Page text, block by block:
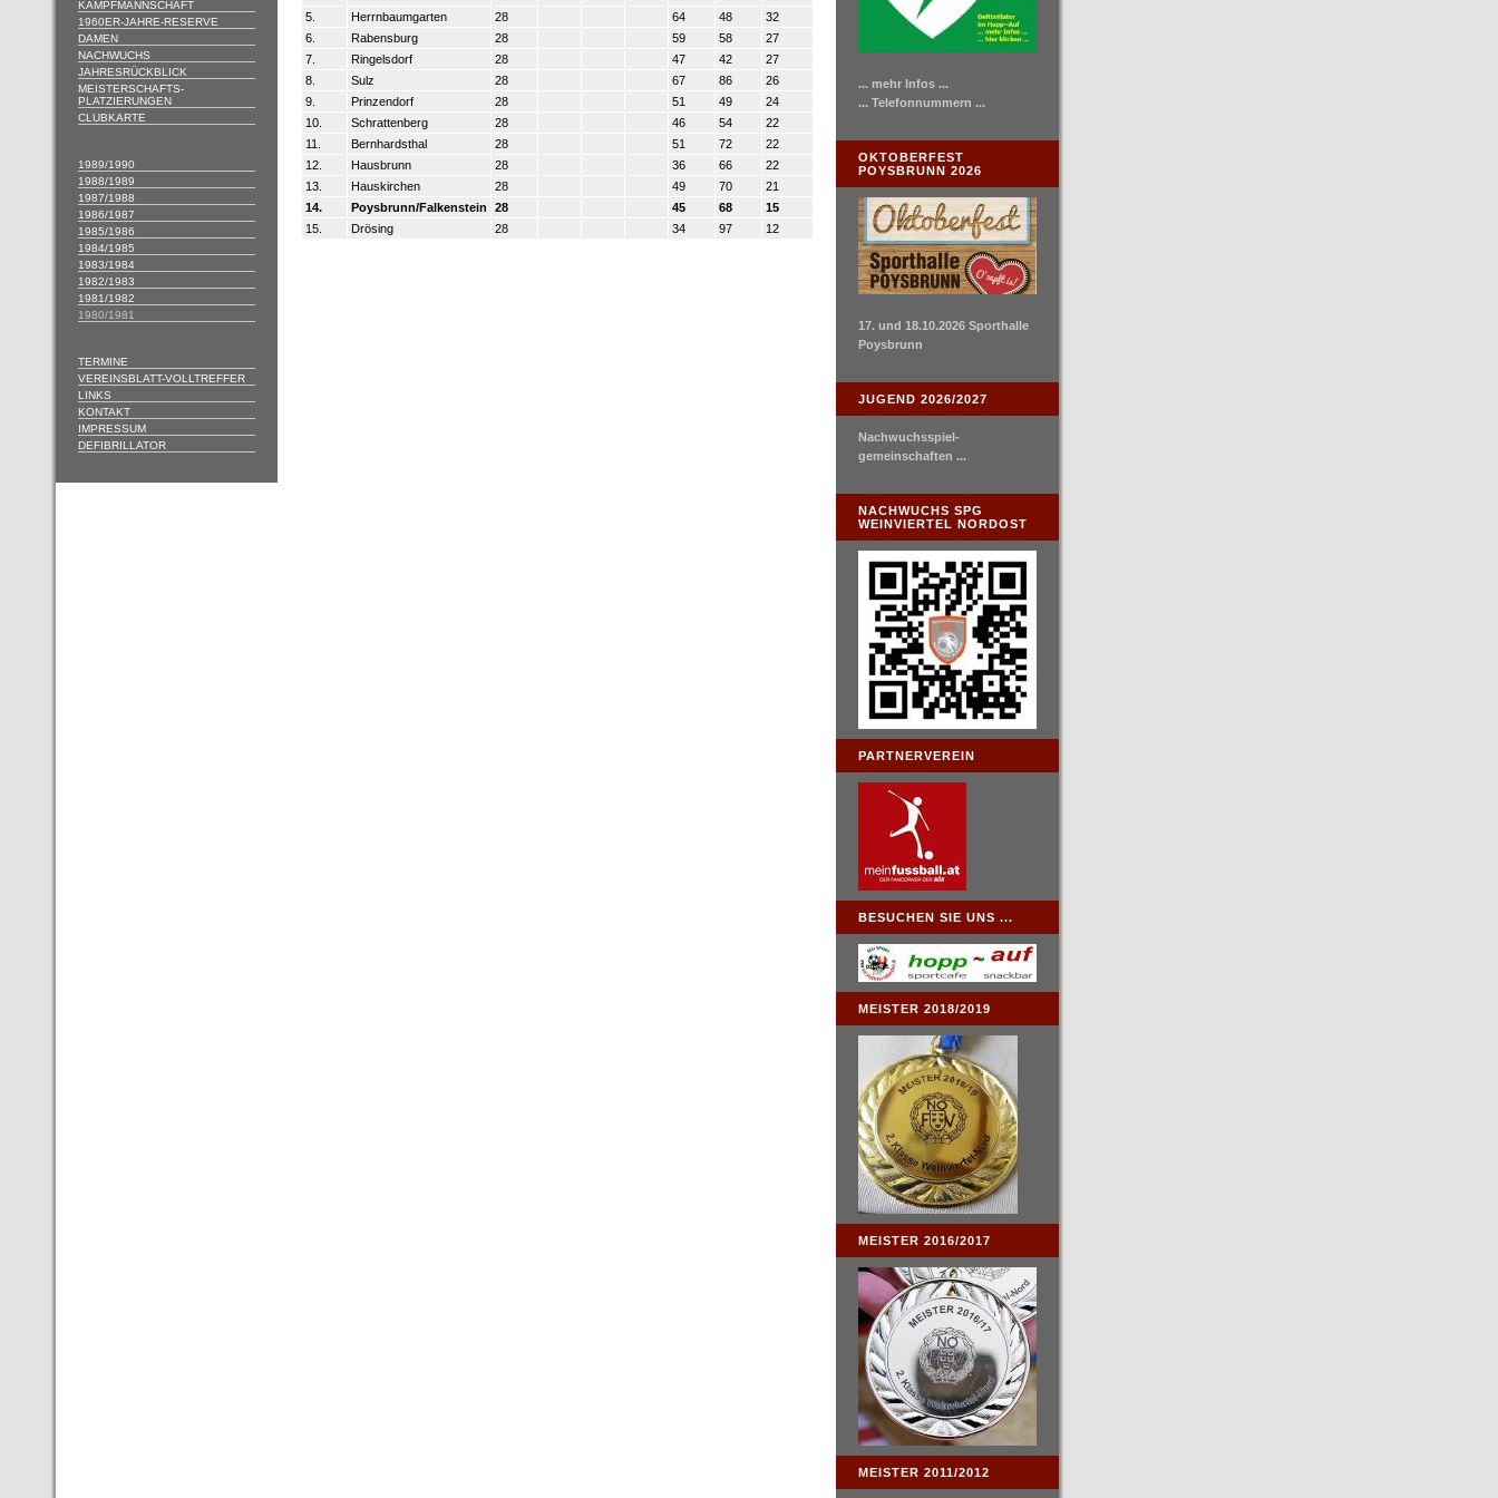
KAMPFMANNSCHAFT
1960ER-JAHRE-RESERVE
DAMEN
NACHWUCHS
JAHRESRÜCKBLICK
MEISTERSCHAFTS-
PLATZIERUNGEN
CLUBKARTE
1989/1990
1988/1989
1987/1988
1986/1987
1985/1986
1984/1985
1983/1984
1982/1983
1981/1982
1980/1981
TERMINE
VEREINSBLATT-VOLLTREFFER
LINKS
KONTAKT
IMPRESSUM
DEFIBRILLATOR
5.
Herrnbaumgarten 28 64 48
32
6.
Rabensburg 28 59 58
27
7.
Ringelsdorf 28 47 42
27
8.
Sulz 28 67 86
26
9.
Prinzendorf 28 51 49
24
10.
Schrattenberg 28 46 54
22
11.
Bernhardsthal 28 51 72
22
12.
Hausbrunn 28 36 66
22
13.
Hauskirchen 28 49 70
21
14.
Poysbrunn/Falkenstein 28 45 68
15
15.
Drösing 28 34 97 12
... mehr Infos ...
... Telefonnummern ...
OKTOBERFEST
POYSBRUNN 2026
17. und 18.10.2026 Sporthalle
Poysbrunn
JUGEND 2026/2027
Nachwuchsspiel-
gemeinschaften ...
NACHWUCHS SPG
WEINVIERTEL NORDOST
PARTNERVEREIN
BESUCHEN SIE UNS ...
MEISTER 2018/2019
MEISTER 2016/2017
MEISTER 2011/2012